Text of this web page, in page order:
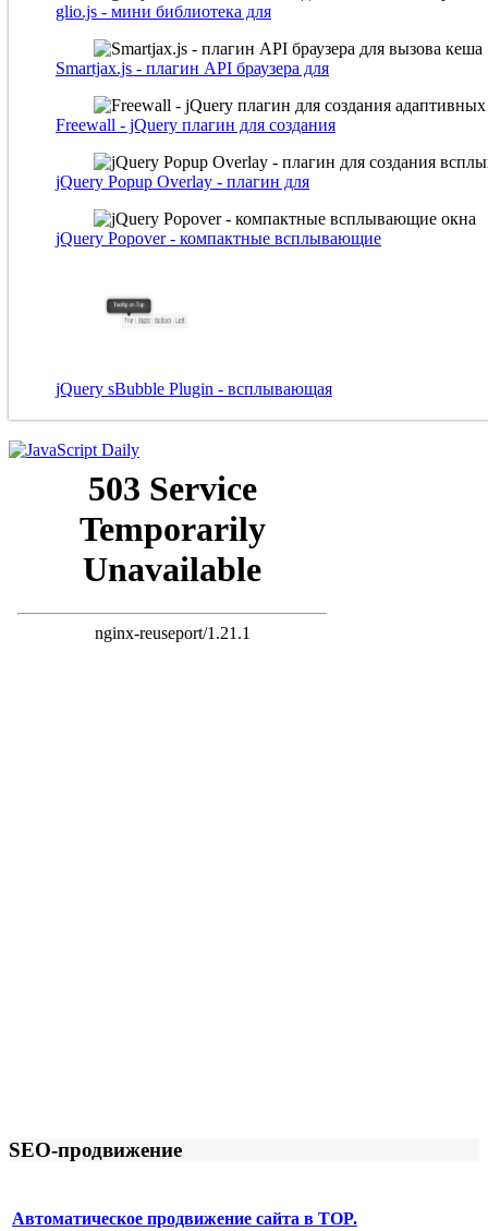
glio.js - мини библиотека для
Smartjax.js - плагин API браузера для
Freewall - jQuery плагин для создания
jQuery Popup Overlay - плагин для
jQuery Popover - компактные всплывающие
jQuery sBubble Plugin - всплывающая
SEO-продвижение
Автоматическое продвижение сайта в TOP.